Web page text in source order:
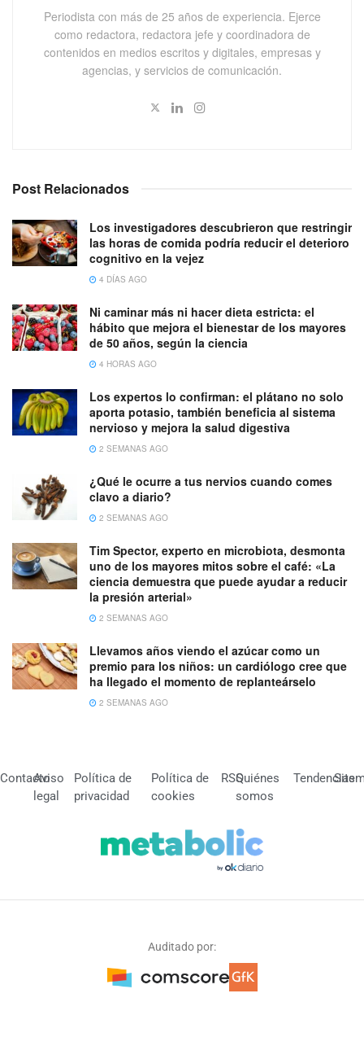
Periodista con más de 25 años de experiencia. Ejerce
como redactora, redactora jefe y coordinadora de
contenidos en medios escritos y digitales, empresas y
agencias, y servicios de comunicación.
Post Relacionados
Los investigadores descubrieron que restringir
las horas de comida podría reducir el deterioro
cognitivo en la vejez
4 DÍAS AGO
Ni caminar más ni hacer dieta estricta: el
hábito que mejora el bienestar de los mayores
de 50 años, según la ciencia
4 HORAS AGO
Los expertos lo confirman: el plátano no solo
aporta potasio, también beneficia al sistema
nervioso y mejora la salud digestiva
2 SEMANAS AGO
¿Qué le ocurre a tus nervios cuando comes
clavo a diario?
2 SEMANAS AGO
Tim Spector, experto en microbiota, desmonta
uno de los mayores mitos sobre el café: «La
ciencia demuestra que puede ayudar a reducir
la presión arterial»
2 SEMANAS AGO
Llevamos años viendo el azúcar como un
premio para los niños: un cardiólogo cree que
ha llegado el momento de replanteárselo
2 SEMANAS AGO
ContactoAviso
legal
Política de
privacidad
Política de
cookies
RSSQuiénes
somos
Tendencias
Auditado por: